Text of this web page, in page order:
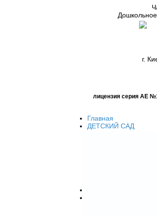
г.
лицензия серия АЕ
Главная
ДЕТСКИЙ САД